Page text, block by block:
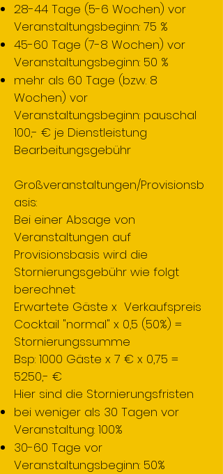
28-44 Tage (5-6 Wochen) vor
Veranstaltungsbeginn: 75 %
45-60 Tage (7-8 Wochen) vor
Veranstaltungsbeginn: 50 %
mehr als 60 Tage (bzw. 8
Wochen) vor
Veranstaltungsbeginn: pauschal
100,- € je Dienstleistung
Bearbeitungsgebühr
Großveranstaltungen/Provisionsb
asis:
Bei einer Absage von
Veranstaltungen auf
Provisionsbasis wird die
Stornierungsgebühr wie folgt
berechnet:
Erwartete Gäste x Verkaufspreis
Cocktail "normal" x 0,5 (50%) =
Stornierungssumme
Bsp: 1000 Gäste x 7 € x 0,75 =
5250,- €
Hier sind die Stornierungsfristen
bei weniger als 30 Tagen vor
Veranstaltung: 100%
30-60 Tage vor
Veranstaltungsbeginn: 50%